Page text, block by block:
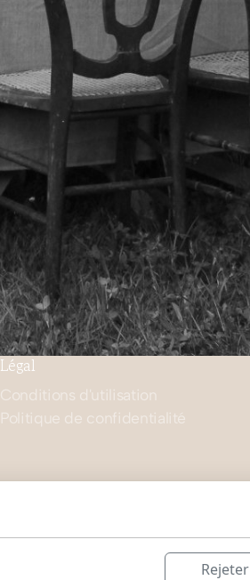
Légal
Conditions d'utilisation
Politique de confidentialité
Rejeter